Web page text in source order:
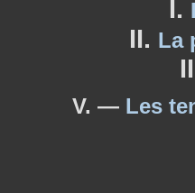
I.
II. La
V. — Les